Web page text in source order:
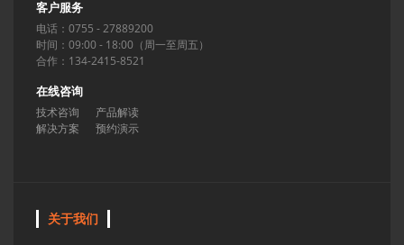
客户服务
电话：0755 - 27889200
时间：09:00 - 18:00（周一至周五）
合作：134-2415-8521
在线咨询
技术咨询
产品解读
解决方案
预约演示
关于我们